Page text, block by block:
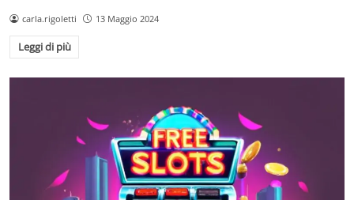
carla.rigoletti 13 Maggio 2024
Leggi di più